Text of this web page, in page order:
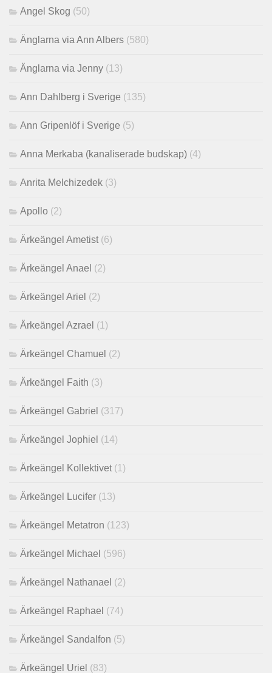
Angel Skog (50)
Änglarna via Ann Albers (580)
Änglarna via Jenny (13)
Ann Dahlberg i Sverige (135)
Ann Gripenlöf i Sverige (5)
Anna Merkaba (kanaliserade budskap) (4)
Anrita Melchizedek (3)
Apollo (2)
Ärkeängel Ametist (6)
Ärkeängel Anael (2)
Ärkeängel Ariel (2)
Ärkeängel Azrael (1)
Ärkeängel Chamuel (2)
Ärkeängel Faith (3)
Ärkeängel Gabriel (317)
Ärkeängel Jophiel (14)
Ärkeängel Kollektivet (1)
Ärkeängel Lucifer (13)
Ärkeängel Metatron (123)
Ärkeängel Michael (596)
Ärkeängel Nathanael (2)
Ärkeängel Raphael (74)
Ärkeängel Sandalfon (5)
Ärkeängel Uriel (83)